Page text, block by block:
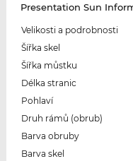
Presentation Sun
Velikosti a podrobnosti
Šířka skel
Šířka můstku
Délka stranic
Pohlaví
Druh rámů (obrub)
Barva obruby
Barva skel